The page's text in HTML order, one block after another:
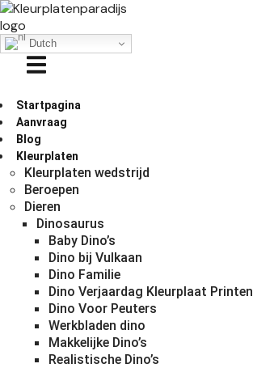
Dutch
Startpagina
Aanvraag
Blog
Kleurplaten
Kleurplaten wedstrijd
Beroepen
Dieren
Dinosaurus
Baby Dino’s
Dino bij Vulkaan
Dino Familie
Dino Verjaardag Kleurplaat Printen
Dino Voor Peuters
Werkbladen dino
Makkelijke Dino’s
Realistische Dino’s